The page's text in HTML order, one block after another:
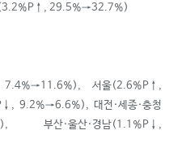
29.5%→32.7%)
7.4%→11.6%), 서울(2.6%P↑,
9.2%→6.6%), 대전·세종·충청
산·울산·경남(1.1%P↓,